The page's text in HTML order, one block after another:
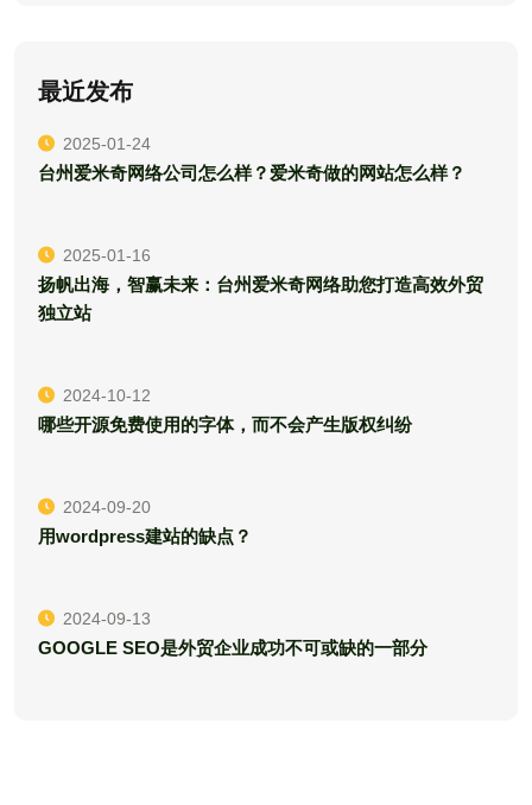
最近发布
2025-01-24
台州爱米奇网络公司怎么样？爱米奇做的网站怎么样？
2025-01-16
扬帆出海，智赢未来：台州爱米奇网络助您打造高效外贸
独立站
2024-10-12
哪些开源免费使用的字体，而不会产生版权纠纷
2024-09-20
用wordpress建站的缺点？
2024-09-13
GOOGLE SEO是外贸企业成功不可或缺的一部分